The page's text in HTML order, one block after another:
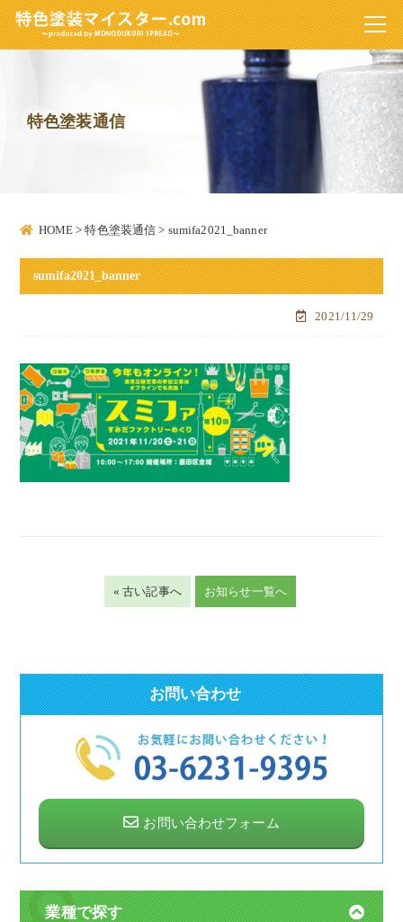
特色塗装通信
HOME >特色塗装通信 > sumifa2021_banner
sumifa2021_banner
2021/11/29
« 古い記事へ お知らせ一覧へ
お問い合わせ
お問い合わせフォーム
業種で探す